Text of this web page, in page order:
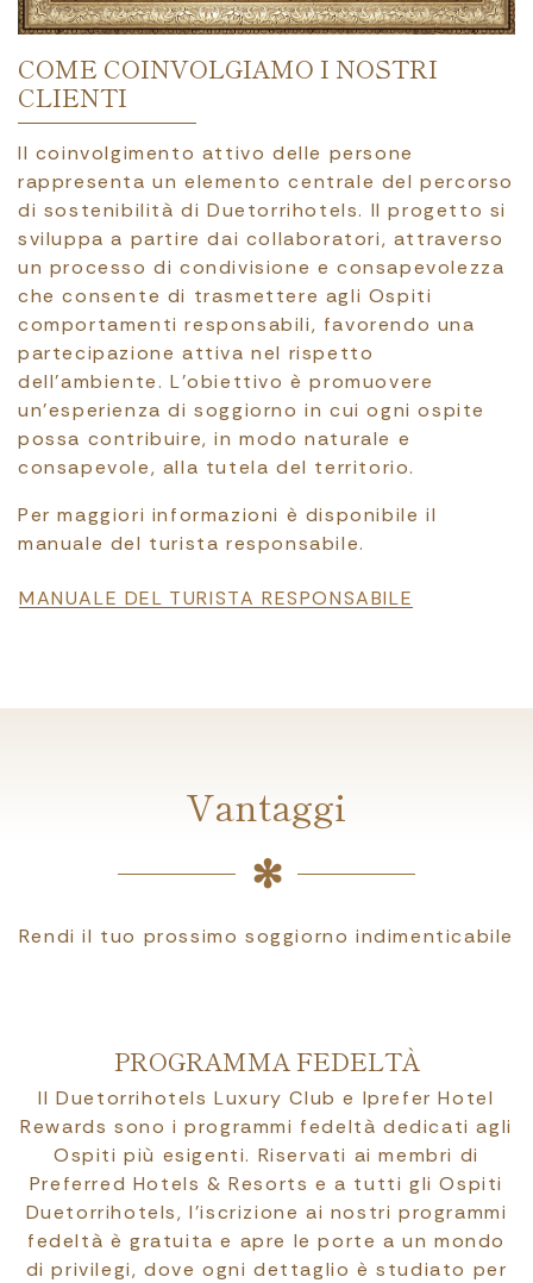
COME COINVOLGIAMO I NOSTRI
CLIENTI
Il coinvolgimento attivo delle persone
rappresenta un elemento centrale del percorso
di sostenibilità di Duetorrihotels. Il progetto si
sviluppa a partire dai collaboratori, attraverso
un processo di condivisione e consapevolezza
che consente di trasmettere agli Ospiti
comportamenti responsabili, favorendo una
partecipazione attiva nel rispetto
dell’ambiente. L’obiettivo è promuovere
un’esperienza di soggiorno in cui ogni ospite
possa contribuire, in modo naturale e
consapevole, alla tutela del territorio.
Per maggiori informazioni è disponibile il
manuale del turista responsabile.
File
MANUALE DEL TURISTA RESPONSABILE
Vantaggi
Rendi il tuo prossimo soggiorno indimenticabile
PROGRAMMA FEDELTÀ
Il Duetorrihotels Luxury Club e Iprefer Hotel
Rewards sono i programmi fedeltà dedicati agli
Ospiti più esigenti. Riservati ai membri di
Preferred Hotels & Resorts e a tutti gli Ospiti
Duetorrihotels, l’iscrizione ai nostri programmi
fedeltà è gratuita e apre le porte a un mondo
di privilegi, dove ogni dettaglio è studiato per